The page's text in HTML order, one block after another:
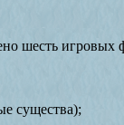
шесть
существа);